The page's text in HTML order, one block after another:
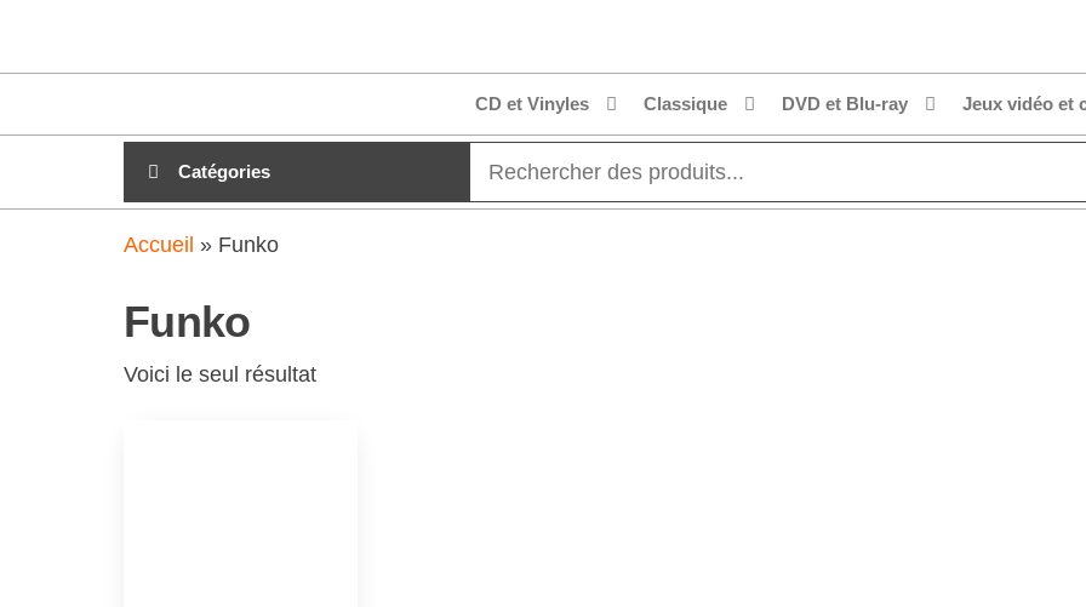
clubdial.fr
CD et Vinyles Classique DVD et Blu-ray Jeux vidéo et
Catégories
Accueil » Funko
Funko
Voici le seul résultat